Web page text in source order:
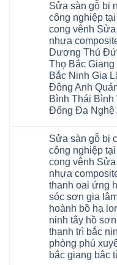
Nội
báo
Dịch
vụ
sửa
chữa
Sửa
sàn
nhựa
giả
gỗ
hèm
khóa
4mm
6mm
8mm
10mm
12mm
tại
nhà
Ziccos
Flortex
Wilson
black
Hobi
wood
Glotex
Kosmos
Hobi
bình
luận
ở
Sửa
chữa
sàn
nhựa
giả
gỗ
tại
Hà
Nội
báo
giá
sửa
chữa
Sửa
nhựa
giả
gỗ
hèm
khóa
giá
rẻ
4mm
6mm
8mm
10mm
12mm
chịu
Sửa sàn gỗ bị
công nghiệp
cong vênh
nhựa
Dương Thủ
Thọ Bắc
Bắc Ninh Gia
Đông Anh
Bình Thái
Đống Đa Nghệ
bình
luận
ở
Sửa
sàn
gỗ
bị
ngấm
nước
tại
Hà
Sửa
sàn
gỗ
công
Sửa sàn gỗ bị
công nghiệp
cong vênh
nhựa
thanh oai ứng
sóc sơn gia
hoành bồ hạ
ninh tây hồ
thanh trì bắc
phòng phú
bắc giang bắc